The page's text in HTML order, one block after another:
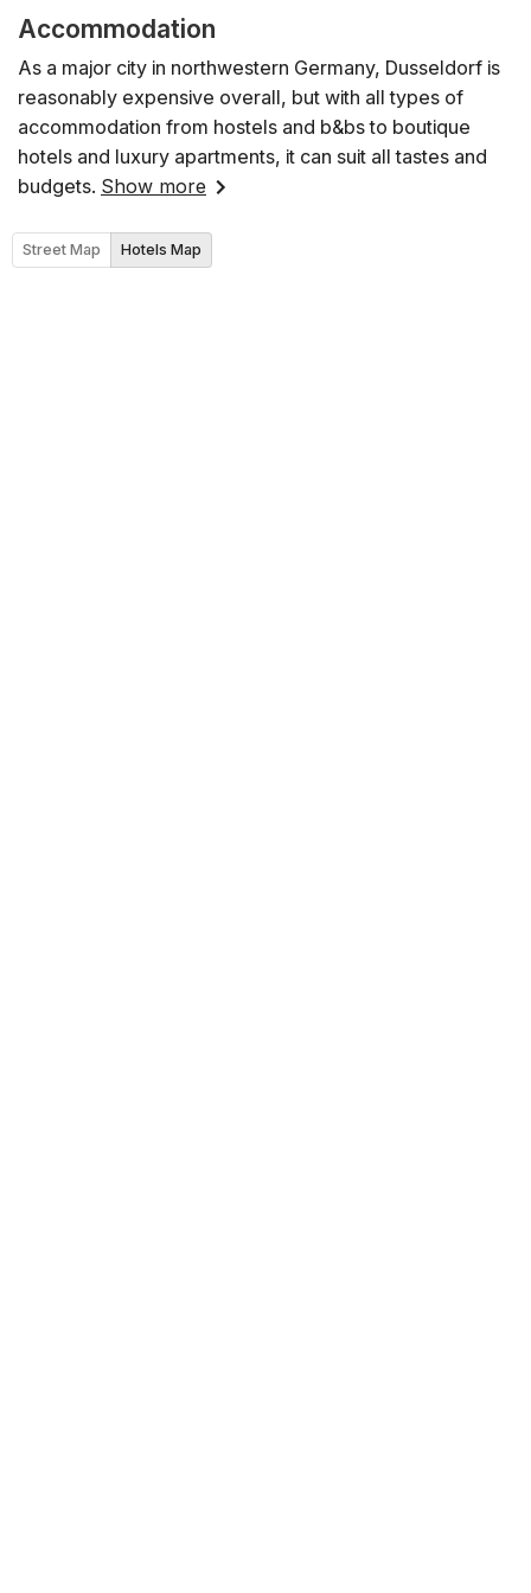
Accommodation
As a major city in northwestern Germany, Dusseldorf is
reasonably expensive overall, but with all types of
accommodation from hostels and b&bs to boutique
hotels and luxury apartments, it can suit all tastes and
budgets. Show more
Street Map Hotels Map